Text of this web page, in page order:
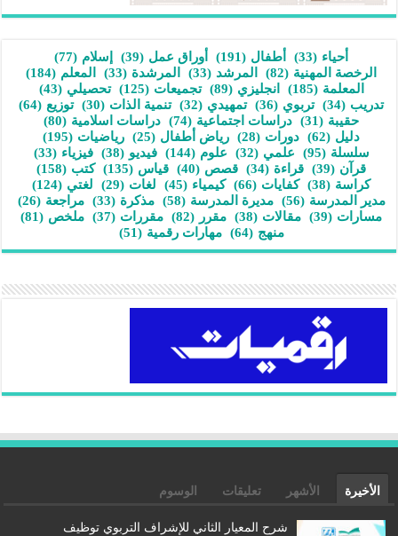
أحياء (33) أطفال (191) أوراق عمل (39) إسلام (77)
الرخصة المهنية (82) المرشد (33) المرشدة (33) المعلم (184)
المعلمة (185) انجليزي (89) تجميعات (125) تحصيلي (43)
تدريب (34) تربوي (36) تمهيدي (32) تنمية الذات (30) توزيع (64)
حقيبة (31) دراسات اجتماعية (74) دراسات اسلامية (80)
دليل (62) دورات (28) رياض أطفال (25) رياضيات (195)
سلسلة (95) علمي (32) علوم (144) فيديو (38) فيزياء (33)
قرآن (39) قراءة (34) قصص (40) قياس (135) كتب (158)
كراسة (38) كفايات (66) كيمياء (45) لغات (29) لغتي (124)
مدير المدرسة (56) مديرة المدرسة (58) مذكرة (33) مراجعة (26)
مسارات (39) مقالات (38) مقرر (82) مقررات (37) ملخص (81)
منهج (64) مهارات رقمية (51)
الأخيرة الأشهر تعليقات الوسوم
شرح المعيار الثاني للإشراف التربوي توظيف